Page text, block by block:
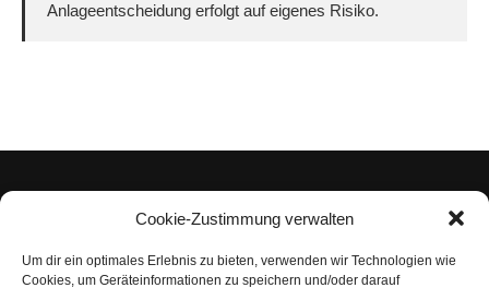
Cookie-Zustimmung verwalten
Um dir ein optimales Erlebnis zu bieten, verwenden wir Technologien wie
Cookies, um Geräteinformationen zu speichern und/oder darauf
Anlageentscheidung erfolgt auf eigenes Risiko.
Impressum